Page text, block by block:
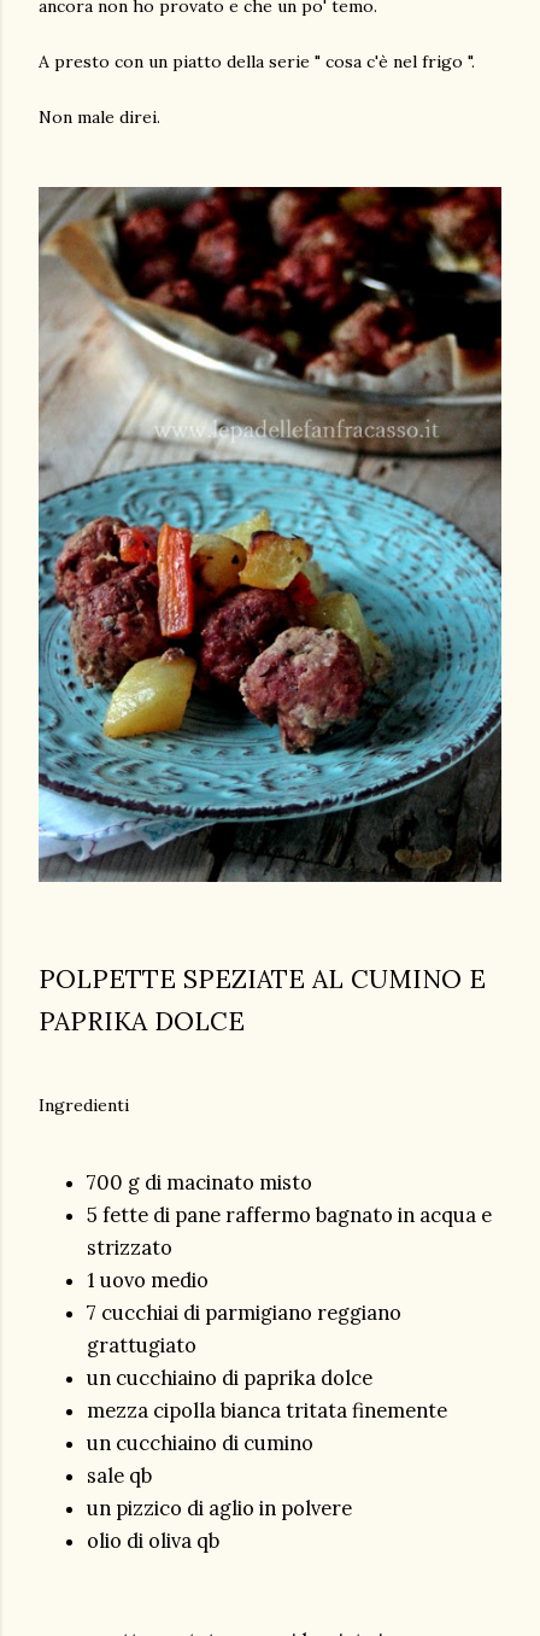
ancora non ho provato e che un po' temo.
A presto con un piatto della serie " cosa c'è nel frigo ".
Non male direi.
POLPETTE SPEZIATE AL CUMINO E
PAPRIKA DOLCE
Ingredienti
700 g di macinato misto
5 fette di pane raffermo bagnato in acqua e
strizzato
1 uovo medio
7 cucchiai di parmigiano reggiano
grattugiato
un cucchiaino di paprika dolce
mezza cipolla bianca tritata finemente
un cucchiaino di cumino
sale qb
un pizzico di aglio in polvere
olio di oliva qb